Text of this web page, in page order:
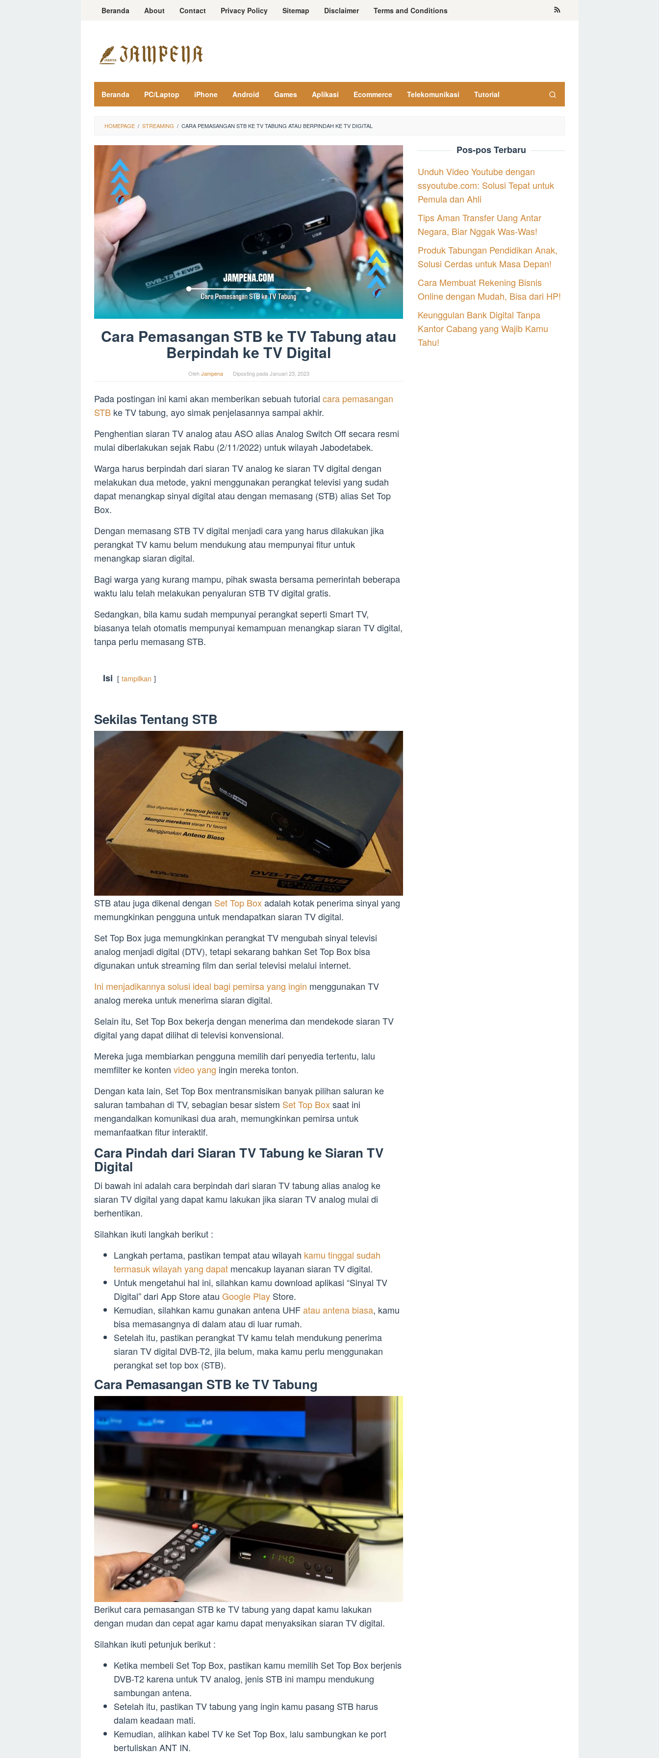
LoncatBeranda About Contact Privacy Policy Sitemap Disclaimer Terms and Conditions
Beranda PC/Laptop iPhone Android Games Aplikasi Ecommerce Telekomunikasi Tutorial
HOMEPAGE / STREAMING / CARA PEMASANGAN STB KE TV TABUNG ATAU BERPINDAH KE TV DIGITAL
Cara Pemasangan STB ke TV Tabung atau
Berpindah ke TV Digital
OlehJampena Diposting padaJanuari 23, 2023
Pada postingan ini kami akan memberikan sebuah tutorial cara pemasangan
STB ke TV tabung, ayo simak penjelasannya sampai akhir.
Penghentian siaran TV analog atau ASO alias Analog Switch Off secara resmi
mulai diberlakukan sejak Rabu (2/11/2022) untuk wilayah Jabodetabek.
Warga harus berpindah dari siaran TV analog ke siaran TV digital dengan
melakukan dua metode, yakni menggunakan perangkat televisi yang sudah
dapat menangkap sinyal digital atau dengan memasang (STB) alias Set Top
Box.
Dengan memasang STB TV digital menjadi cara yang harus dilakukan jika
perangkat TV kamu belum mendukung atau mempunyai fitur untuk
menangkap siaran digital.
Bagi warga yang kurang mampu, pihak swasta bersama pemerintah beberapa
waktu lalu telah melakukan penyaluran STB TV digital gratis.
Sedangkan, bila kamu sudah mempunyai perangkat seperti Smart TV,
biasanya telah otomatis mempunyai kemampuan menangkap siaran TV digital,
tanpa perlu memasang STB.
Isi tampilkan
Sekilas Tentang STB
STB atau juga dikenal dengan Set Top Boxadalah kotak penerima sinyal yang
memungkinkan pengguna untuk mendapatkan siaran TV digital.
Set Top Box juga memungkinkan perangkat TV mengubah sinyal televisi
analog menjadi digital (DTV), tetapi sekarang bahkan Set Top Box bisa
digunakan untuk streaming film dan serial televisi melalui internet.
Ini menjadikannya solusi ideal bagi pemirsa yang ingin menggunakan TV
analog mereka untuk menerima siaran digital.
Selain itu, Set Top Box bekerja dengan menerima dan mendekode siaran TV
digital yang dapat dilihat di televisi konvensional.
Mereka juga membiarkan pengguna memilih dari penyedia tertentu, lalu
memfilter ke konten video yang ingin mereka tonton.
Dengan kata lain, Set Top Box mentransmisikan banyak pilihan saluran ke
saluran tambahan di TV, sebagian besar sistem Set Top Boxsaat ini
mengandalkan komunikasi dua arah, memungkinkan pemirsa untuk
memanfaatkan fitur interaktif.
Cara Pindah dari Siaran TV Tabung ke Siaran TV
Digital
Di bawah ini adalah cara berpindah dari siaran TV tabung alias analog ke
siaran TV digital yang dapat kamu lakukan jika siaran TV analog mulai di
berhentikan.
Silahkan ikuti langkah berikut :
Langkah pertama, pastikan tempat atau wilayah kamu tinggal sudah
termasuk wilayah yang dapat mencakup layanan siaran TV digital.
Untuk mengetahui hal ini, silahkan kamu download aplikasi “Sinyal TV
Digital” dari App Store atau Google Play Store.
Kemudian, silahkan kamu gunakan antena UHFatau antena biasa, kamu
bisa memasangnya di dalam atau di luar rumah.
Setelah itu, pastikan perangkat TV kamu telah mendukung penerima
siaran TV digital DVB-T2, jila belum, maka kamu perlu menggunakan
perangkat set top box (STB).
Cara Pemasangan STB ke TV Tabung
Berikut cara pemasangan STB ke TV tabung yang dapat kamu lakukan
dengan mudan dan cepat agar kamu dapat menyaksikan siaran TV digital.
Silahkan ikuti petunjuk berikut :
Ketika membeli Set Top Box, pastikan kamu memilih Set Top Box berjenis
DVB-T2 karena untuk TV analog, jenis STB ini mampu mendukung
sambungan antena.
Setelah itu, pastikan TV tabung yang ingin kamu pasang STB harus
dalam keadaan mati.
Kemudian, alihkan kabel TV ke Set Top Box, lalu sambungkan ke port
bertuliskan ANT IN.
Pos-pos Terbaru
Unduh Video Youtube dengan
ssyoutube.com: Solusi Tepat untuk
Pemula dan Ahli
Tips Aman Transfer Uang Antar
Negara, Biar Nggak Was-Was!
Produk Tabungan Pendidikan Anak,
Solusi Cerdas untuk Masa Depan!
Cara Membuat Rekening Bisnis
Online dengan Mudah, Bisa dari HP!
Keunggulan Bank Digital Tanpa
Kantor Cabang yang Wajib Kamu
Tahu!